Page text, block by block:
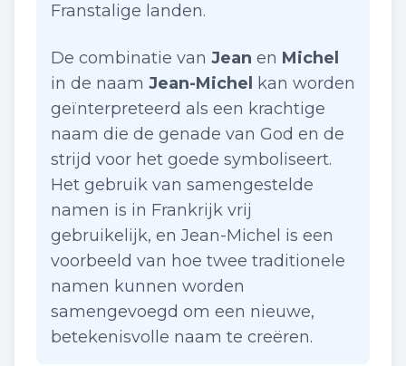
Franstalige landen.
De combinatie van Jean en Michel
in de naam Jean-Michel
kan worden
geïnterpreteerd als een krachtige
naam die de genade van God en de
strijd voor het goede symboliseert.
Het gebruik van samengestelde
namen is in Frankrijk vrij
gebruikelijk, en Jean-Michel is een
voorbeeld van hoe twee traditionele
namen kunnen worden
samengevoegd om een nieuwe,
betekenisvolle naam te creëren.